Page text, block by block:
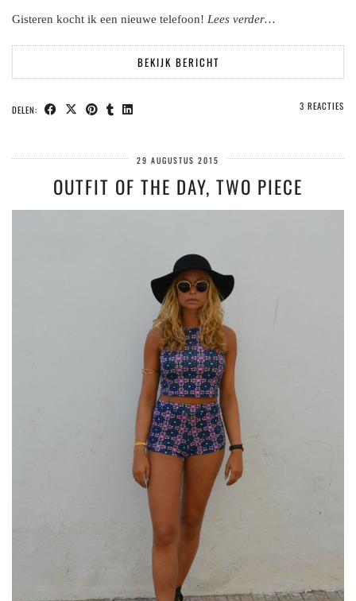
Gisteren kocht ik een nieuwe telefoon! Lees verder…
BEKIJK BERICHT
DELEN: 3 REACTIES
29 AUGUSTUS 2015
OUTFIT OF THE DAY, TWO PIECE